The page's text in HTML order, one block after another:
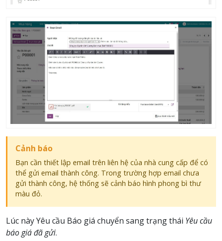
Cảnh báo
Bạn cần thiết lập email trên liên hệ của nhà cung cấp để có
thể gửi email thành công. Trong trường hợp email chưa
gửi thành công, hệ thống sẽ cảnh báo hình phong bì thư
màu đỏ.
Lúc này Yêu cầu Báo giá chuyển sang trạng thái Yêu cầu
báo giá đã gửi.